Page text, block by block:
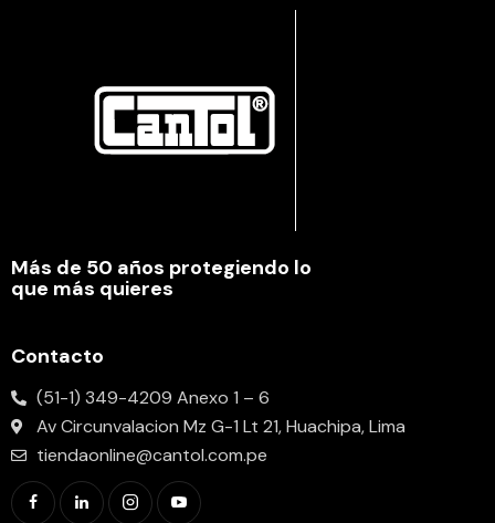
Más de 50 años protegiendo lo
que más quieres
Contacto
(51-1) 349-4209 Anexo 1 – 6
Av Circunvalacion Mz G-1 Lt 21, Huachipa, Lima
tiendaonline@cantol.com.pe